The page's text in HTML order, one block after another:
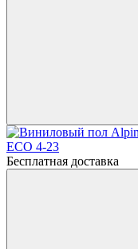
Бесплатная доставка